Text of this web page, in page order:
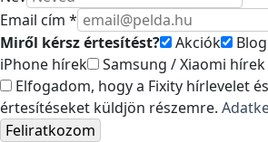
Email cím *
Miről kérsz értesítést?
Akciók
iPhone hírek
Samsung / Xiaomi hírek
Elfogadom, hogy a Fixity hírlevelet
értesítéseket küldjön részemre.
Feliratkozom